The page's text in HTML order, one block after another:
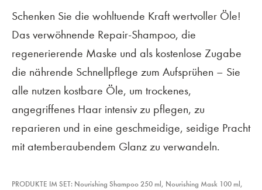
Schenken Sie die wohltuende Kraft wertvoller Öle!
Das verwöhnende Repair-Shampoo, die
regenerierende Maske und als kostenlose Zugabe
die nährende Schnellpflege zum Aufsprühen – Sie
alle nutzen kostbare Öle, um trockenes,
angegriffenes Haar intensiv zu pflegen, zu
reparieren und in eine geschmeidige, seidige Pracht
mit atemberaubendem Glanz zu verwandeln.
PRODUKTE IM SET: Nourishing Shampoo 250 ml, Nourishing Mask 100 ml,